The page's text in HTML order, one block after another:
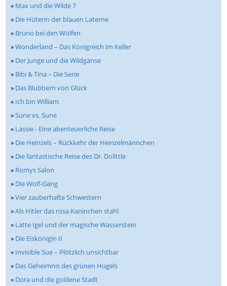
» Max und die Wilde 7
» Die Hüterin der blauen Laterne
» Bruno bei den Wölfen
»Wonderland – Das Königreich im Keller
» Der Junge und die Wildgänse
» Bibi & Tina – Die Serie
» Das Blubbern von Glück
» Ich bin William
»Sune vs. Sune
» Lassie - Eine abenteuerliche Reise
» Die Heinzels – Rückkehr der Heinzelmännchen
» Die fantastische Reise des Dr. Dolittle
» Romys Salon
» Die Wolf-Gäng
»Vier zauberhafte Schwestern
»Als Hitler das rosa Kaninchen stahl
» Latte Igel und der magische Wasserstein
» Die Eiskönigin II
» Invisible Sue – Plötzlich unsichtbar
» Das Geheimnis des grünen Hügels
» Dora und die goldene Stadt